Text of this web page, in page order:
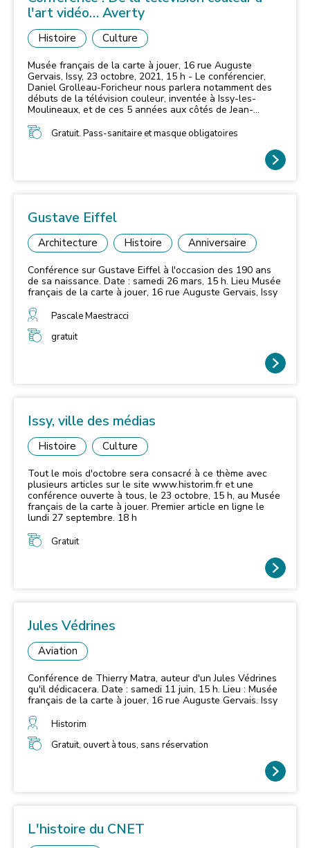
l'art vidéo… Averty
Histoire Culture
Musée français de la carte à jouer, 16 rue Auguste
Gervais, Issy, 23 octobre, 2021, 15 h - Le conférencier,
Daniel Grolleau-Foricheur nous parlera notamment des
débuts de la télévision couleur, inventée à Issy-les-
Moulineaux, et de ces 5 années aux côtés de Jean-
Gratuit. Pass-sanitaire et masque obligatoires
Gustave Eiffel
Architecture Histoire Anniversaire
Conférence sur Gustave Eiffel à l'occasion des 190 ans
de sa naissance. Date : samedi 26 mars, 15 h. Lieu Musée
français de la carte à jouer, 16 rue Auguste Gervais, Issy
Pascale Maestracci
gratuit
Issy, ville des médias
Histoire Culture
Tout le mois d'octobre sera consacré à ce thème avec
plusieurs articles sur le site www.historim.fr et une
conférence ouverte à tous, le 23 octobre, 15 h, au Musée
français de la carte à jouer. Premier article en ligne le
lundi 27 septembre. 18 h
Gratuit
Jules Védrines
Aviation
Conférence de Thierry Matra, auteur d'un Jules Védrines
qu'il dédicacera. Date : samedi 11 juin, 15 h. Lieu : Musée
français de la carte à jouer, 16 rue Auguste Gervais. Issy
Historim
Gratuit, ouvert à tous, sans réservation
L'histoire du CNET